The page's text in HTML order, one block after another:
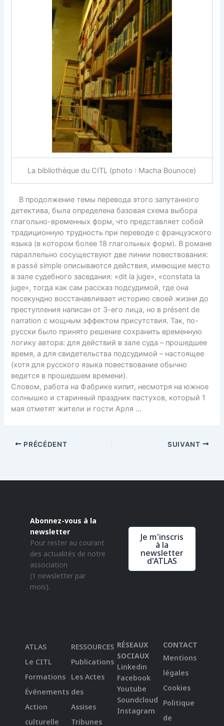
La bibliothèque du CITL (photo : Macha Bounoce)
В продолжение темы перевода этого запутанного
детектива, была определена базовая схема выбора
глагольно-временных форм, что представляет собой
традиционную трудность при переводе с французского
языка (в котором более 18 глагольных форм). В романе
параллельно сосуществуют две линии повествования:
в passé simple описываются действия, имеющие место
в зале судебного заседания: «dit la juge», «constata la
juge», тогда как сам рассказ подсудимой, где она
посекундно восстанавливает историю своей жизни до
преступления написан от 3-его лица, но в présent de
narration с мощным эффектом присутствия. Так, по-
русски было принято решение сохранить временную
логику автора: для действий в зале суда – прошедшее
время, а для свидетельства подсудимой – настоящее
(хотя для русского языка повествование обычно
ведется в прошедшем времени).
Словом, работа на Фабрике кипит, несмотря на южное
солнышко и старинный праздник пастухов, который 1
мая отметят жители и гости Арля …
PRÉCÉDENT SUIVANT
Abonnez-vous à la
newsletter
Pour rester au courant
des actualités de notre
association
(1 newsletter par
mois).
Je m'inscris
à la
newsletter
d'ATLAS
ATLAS
Le CITL
Formations
Événements
Action
culturelle
RESSOURCES
Publications
Les Actes
des
Assises
Tribunes
RÉSEAUX
SOCIAUX
Linkedin
Facebook
Youtube
Soundcloud
Instagram
CONTACT
Mentions
légales
Cookies
Politique
de